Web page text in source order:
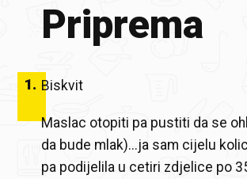
Priprema
1. Biskvit
Maslac otopiti pa pustiti da se
da bude mlak)...ja sam cijelu
pa podijelila u cetiri zdjelice po